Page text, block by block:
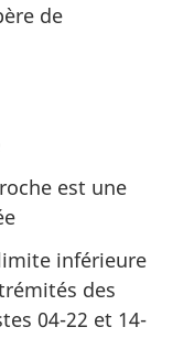
de
est une
inférieure
des
04-22 et 14-